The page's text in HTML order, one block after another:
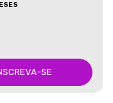
SE